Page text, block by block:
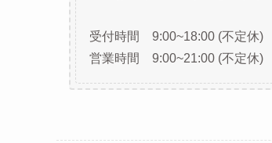
受付時間 9:00~18:00 (不定休)
営業時間 9:00~21:00 (不定休)